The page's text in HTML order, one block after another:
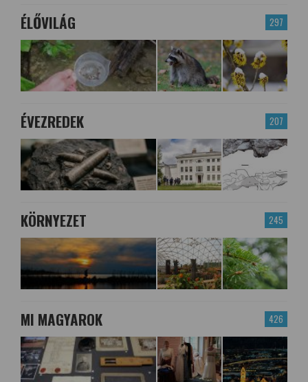
297
ÉLŐVILÁG
207
ÉVEZREDEK
245
KÖRNYEZET
426
MI MAGYAROK